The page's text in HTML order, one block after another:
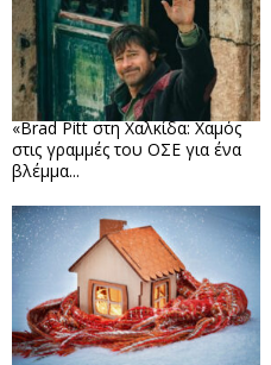
«Brad Pitt στη Χαλκίδα: Χαμός
στις γραμμές του ΟΣΕ για ένα
βλέμμα...